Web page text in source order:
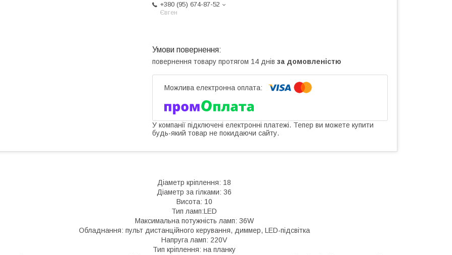
+380 (95) 674-87-52
Євген
повернення товару протягом 14 днів за домовленістю
У компанії підключені електронні платежі. Тепер ви можете купити
будь-який товар не покидаючи сайту.
Діаметр кріплення: 18
Діаметр за гілками: 36
Висота: 10
Тип ламп:LED
Максимальна потужність ламп: 36W
Обладнання: пульт дистанційного керування, диммер, LED-підсвітка
Напруга ламп: 220V
Тип кріплення: на планку